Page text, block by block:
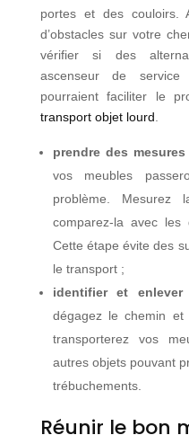
portes et des couloirs.
d’obstacles sur votre
vérifier si des
ascenseur de
pourraient faciliter le
transport objet lourd
prendre des
vos meubles
problème. Mesurez
comparez-la avec les
Cette étape évite des
le transport ;
identifier et
dégagez le chemin
transporterez vos
autres objets pouvant
trébuchements.
Réunir le bon